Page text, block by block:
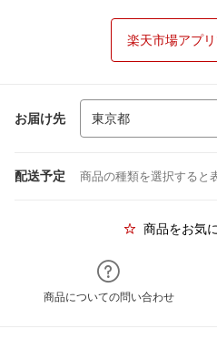
楽天市場アプ
お届け先
配送予定 商品の種類を選択すると
商品をお気
商品についての問い合わせ